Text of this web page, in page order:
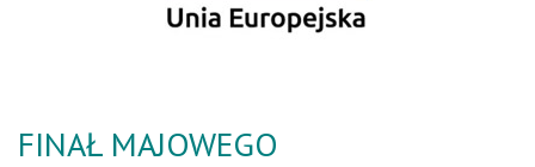
FINAŁ MAJOWEGO